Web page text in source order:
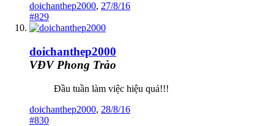
doichanthep2000, 27/8/16
#829
doichanthep2000
VĐV Phong Trào
Đầu tuần làm việc hiệu quả!!!
doichanthep2000, 28/8/16
#830